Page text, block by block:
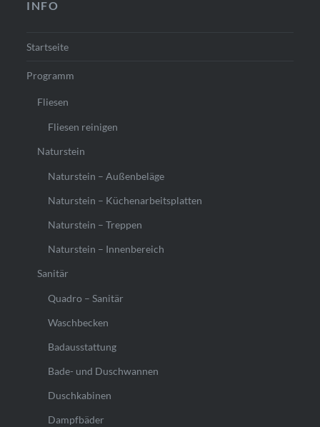
INFO
Startseite
Programm
Fliesen
Fliesen reinigen
Naturstein
Naturstein – Außenbeläge
Naturstein – Küchenarbeitsplatten
Naturstein – Treppen
Naturstein – Innenbereich
Sanitär
Quadro – Sanitär
Waschbecken
Badausstattung
Bade- und Duschwannen
Duschkabinen
Dampfbäder